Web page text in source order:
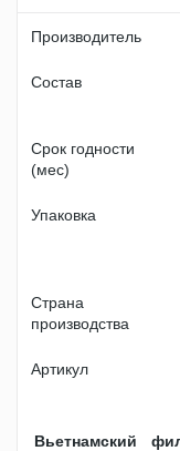
Производитель
Состав
Срок годности
(мес)
Упаковка
Страна
производства
Артикул
Вьетнамский